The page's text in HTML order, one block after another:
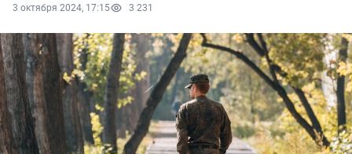
3 октября 2024, 17:15 3 231